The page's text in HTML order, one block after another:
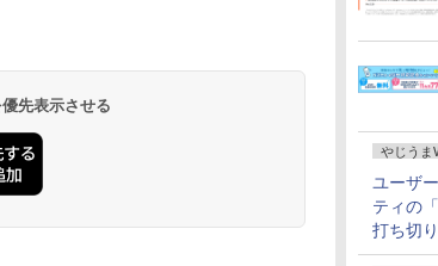
やじうま
ユーザ
ティの
打ち切
先表示させる